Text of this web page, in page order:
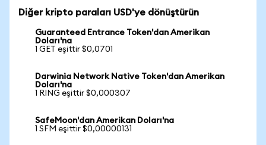
Diğer kripto paraları USD'ye dönüştürün
Guaranteed Entrance Token'dan Amerikan
Doları'na
1 GET eşittir $0,0701
Darwinia Network Native Token'dan Amerikan
Doları'na
1 RING eşittir $0,000307
SafeMoon'dan Amerikan Doları'na
1 SFM eşittir $0,00000131